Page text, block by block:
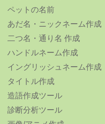
ペットの名前
あだ名・ニックネーム作成
二つ名・通り名 作成
ハンドルネーム作成
イングリッシュネーム作成
タイトル作成
造語作成ツール
診断分析ツール